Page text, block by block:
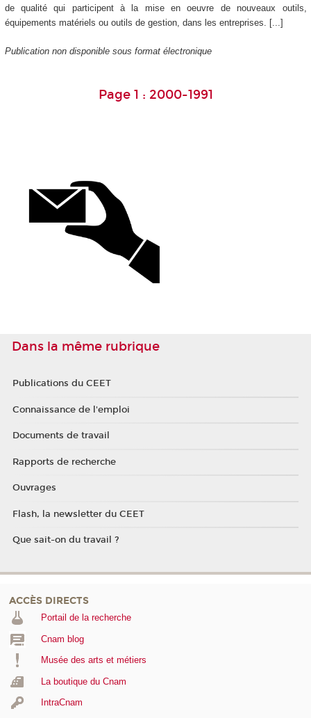
de qualité qui participent à la mise en oeuvre de nouveaux outils,
équipements matériels ou outils de gestion, dans les entreprises. [...]
Publication non disponible sous format électronique
Page 1 : 2000-1991
Dans la même rubrique
Publications du CEET
Connaissance de l'emploi
Documents de travail
Rapports de recherche
Ouvrages
Flash, la newsletter du CEET
Que sait-on du travail ?
ACCÈS DIRECTS
Portail de la recherche
Cnam blog
Musée des arts et métiers
La boutique du Cnam
IntraCnam